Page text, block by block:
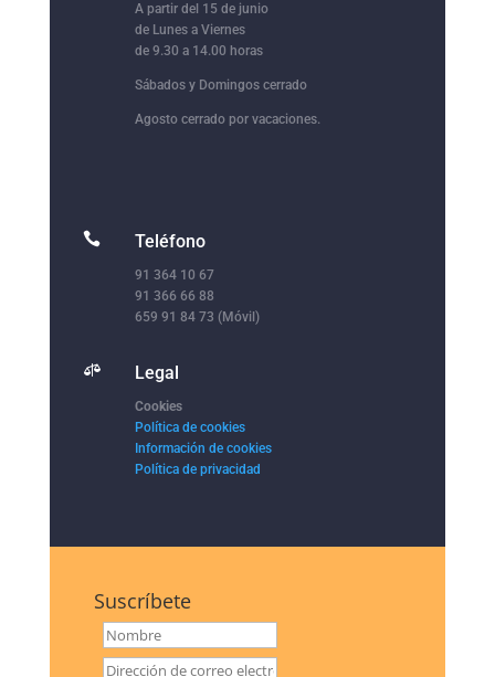
A partir del 15 de junio
de Lunes a Viernes
de 9.30 a 14.00 horas
Sábados y Domingos cerrado
Agosto cerrado por vacaciones.
 Teléfono
91 364 10 67
91 366 66 88
659 91 84 73 (Móvil)
 Legal
Cookies
Política de cookies
Información de cookies
Política de privacidad
Suscríbete